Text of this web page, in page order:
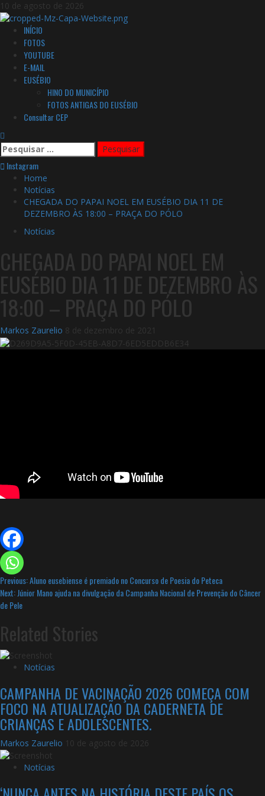
Skip
to
content
10 de agosto de 2026
Primary
Menu
INÍCIO
FOTOS
YOUTUBE
E-MAIL
EUSÉBIO
HINO DO MUNICÍPIO
FOTOS ANTIGAS DO EUSÉBIO
Consultar CEP
Pesquisar
por:
Instagram
Home
Notícias
CHEGADA DO PAPAI NOEL EM EUSÉBIO DIA 11 DE
DEZEMBRO ÀS 18:00 – PRAÇA DO PÓLO
Notícias
CHEGADA DO PAPAI NOEL EM
EUSÉBIO DIA 11 DE DEZEMBRO ÀS
18:00 – PRAÇA DO PÓLO
Markos Zaurelio 8 de dezembro de 2021
Continue
Reading
Previous:Aluno eusebiense é premiado no Concurso de Poesia do Peteca
Next:Júnior Mano ajuda na divulgação da Campanha Nacional de Prevenção do Câncer
de Pele
Related Stories
Notícias
CAMPANHA DE VACINAÇÃO 2026 COMEÇA COM
FOCO NA ATUALIZAÇÃO DA CADERNETA DE
CRIANÇAS E ADOLESCENTES.
Markos Zaurelio 10 de agosto de 2026
Notícias